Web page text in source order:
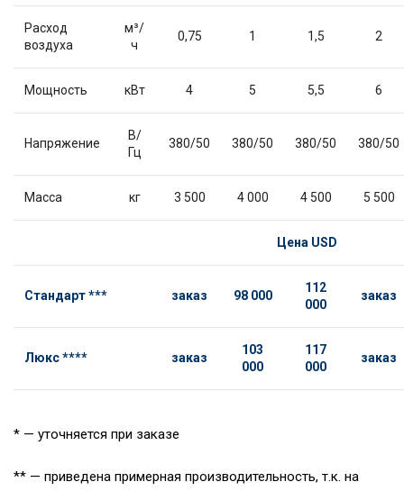
Расход
воздуха
м³/
ч
0,75 1 1,5 2
Мощность кВт 4 5 5,5 6
Напряжение
В/
Гц
380/50 380/50 380/50 380/50
Масса кг 3 500 4 000 4 500 5 500
Цена USD
Стандарт *** заказ 98 000
112
000
заказ
Люкс **** заказ
103
000
117
000
заказ
* — уточняется при заказе
** — приведена примерная производительность, т.к. на